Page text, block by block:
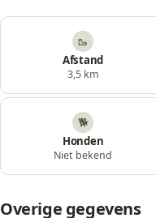
🥾
Afstand
3,5 km
🐕
Honden
Niet bekend
Overige gegevens